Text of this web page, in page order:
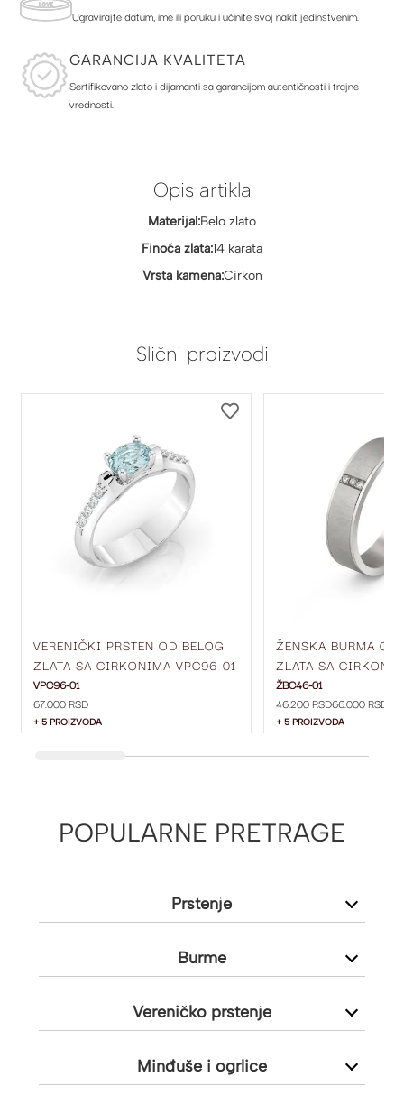
Ugravirajte datum, ime ili poruku i učinite svoj nakit jedinstvenim.
GARANCIJA KVALITETA
Sertifikovano zlato i dijamanti sa garancijom autentičnosti i trajne
vrednosti.
Opis artikla
Materijal:Belo zlato
Finoća zlata:14 karata
Vrsta kamena:Cirkon
Slični proizvodi
VERENIČKI PRSTEN OD BELOG
ZLATA SA CIRKONIMA VPC96-01
VPC96-01
67.000 RSD
+ 5 PROIZVODA
ŽENSKA BURMA OD
ZLATA SA
MM ŽBC46-01
ŽBC46-01
46.200 RSD66.000 RSD
+ 5 PROIZVODA
POPULARNE PRETRAGE
Prstenje
Burme
Vereničko prstenje
Minđuše i ogrlice